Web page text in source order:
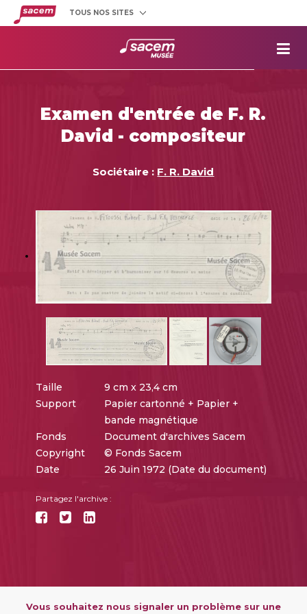
TOUS NOS SITES
Examen d'entrée de F. R.
David - compositeur
Sociétaire : F. R. David
Taille
9 cm x 23,4 cm
Support
Papier cartonné + Papier +
bande magnétique
Fonds
Document d'archives Sacem
Copyright
© Fonds Sacem
Date
26 Juin 1972 (Date du document)
Partagez l'archive :
Vous souhaitez nous signaler un problème sur une